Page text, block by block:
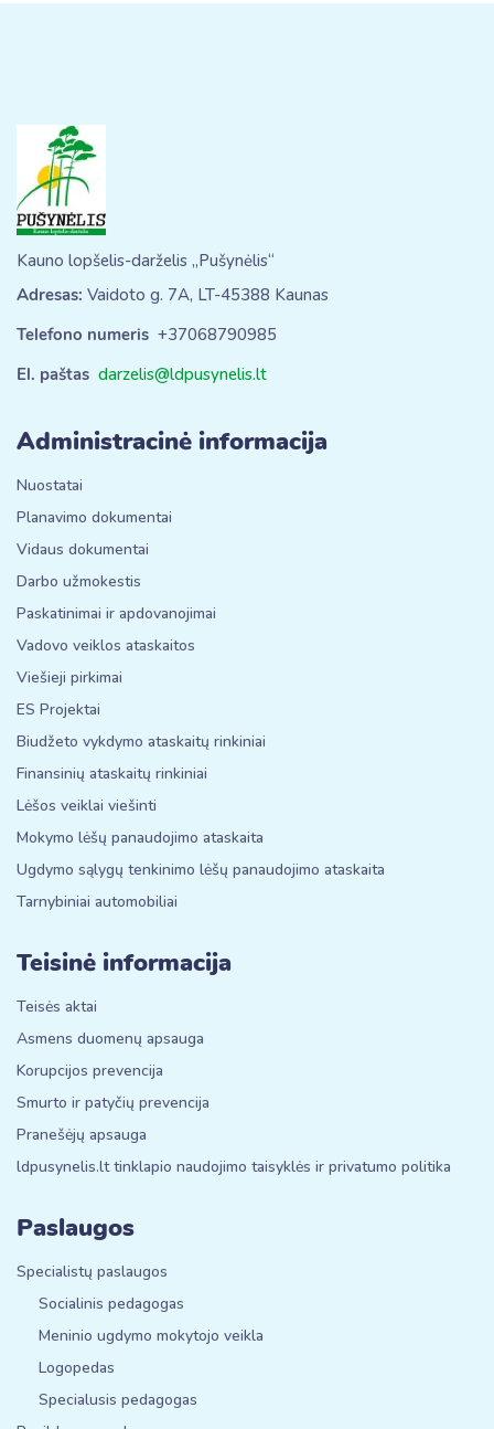
Kauno lopšelis-darželis „Pušynėlis“
Adresas: Vaidoto g. 7A, LT-45388 Kaunas
Telefono numeris +37068790985
El. paštas darzelis@ldpusynelis.lt
Administracinė informacija
Nuostatai
Planavimo dokumentai
Vidaus dokumentai
Darbo užmokestis
Paskatinimai ir apdovanojimai
Vadovo veiklos ataskaitos
Viešieji pirkimai
ES Projektai
Biudžeto vykdymo ataskaitų rinkiniai
Finansinių ataskaitų rinkiniai
Lėšos veiklai viešinti
Mokymo lėšų panaudojimo ataskaita
Ugdymo sąlygų tenkinimo lėšų panaudojimo ataskaita
Tarnybiniai automobiliai
Teisinė informacija
Teisės aktai
Asmens duomenų apsauga
Korupcijos prevencija
Smurto ir patyčių prevencija
Pranešėjų apsauga
ldpusynelis.lt tinklapio naudojimo taisyklės ir privatumo politika
Paslaugos
Specialistų paslaugos
Socialinis pedagogas
Meninio ugdymo mokytojo veikla
Logopedas
Specialusis pedagogas